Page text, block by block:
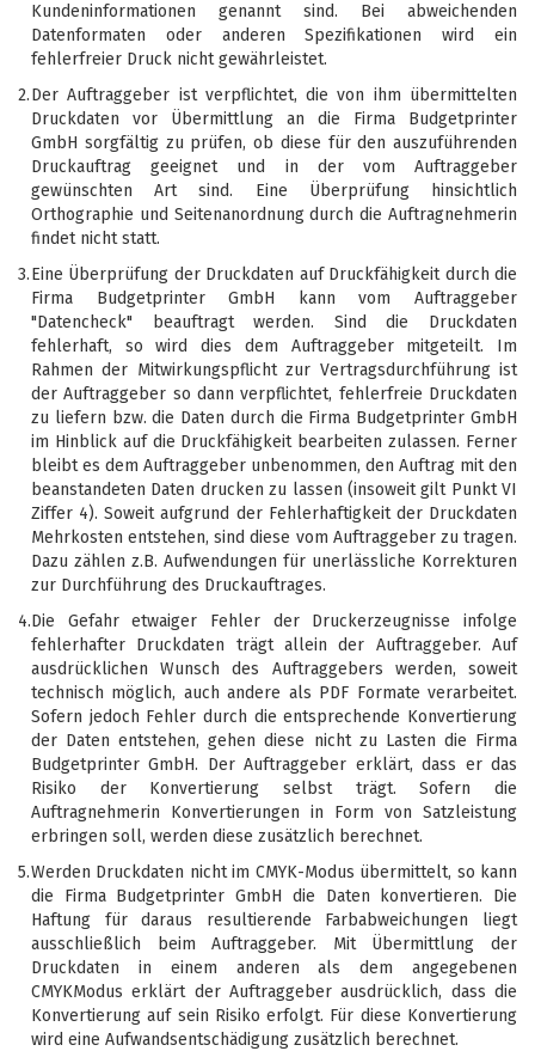
Kundeninformationen genannt sind. Bei abweichenden
Datenformaten oder anderen Spezifikationen wird ein
fehlerfreier Druck nicht gewährleistet.
2.Der Auftraggeber ist verpflichtet, die von ihm übermittelten
Druckdaten vor Übermittlung an die Firma Budgetprinter
GmbH sorgfältig zu prüfen, ob diese für den auszuführenden
Druckauftrag geeignet und in der vom Auftraggeber
gewünschten Art sind. Eine Überprüfung hinsichtlich
Orthographie und Seitenanordnung durch die Auftragnehmerin
findet nicht statt.
3.Eine Überprüfung der Druckdaten auf Druckfähigkeit durch die
Firma Budgetprinter GmbH kann vom Auftraggeber
"Datencheck" beauftragt werden. Sind die Druckdaten
fehlerhaft, so wird dies dem Auftraggeber mitgeteilt. Im
Rahmen der Mitwirkungspflicht zur Vertragsdurchführung ist
der Auftraggeber so dann verpflichtet, fehlerfreie Druckdaten
zu liefern bzw. die Daten durch die Firma Budgetprinter GmbH
im Hinblick auf die Druckfähigkeit bearbeiten zulassen. Ferner
bleibt es dem Auftraggeber unbenommen, den Auftrag mit den
beanstandeten Daten drucken zu lassen (insoweit gilt Punkt VI
Ziffer 4). Soweit aufgrund der Fehlerhaftigkeit der Druckdaten
Mehrkosten entstehen, sind diese vom Auftraggeber zu tragen.
Dazu zählen z.B. Aufwendungen für unerlässliche Korrekturen
zur Durchführung des Druckauftrages.
4.Die Gefahr etwaiger Fehler der Druckerzeugnisse infolge
fehlerhafter Druckdaten trägt allein der Auftraggeber. Auf
ausdrücklichen Wunsch des Auftraggebers werden, soweit
technisch möglich, auch andere als PDF Formate verarbeitet.
Sofern jedoch Fehler durch die entsprechende Konvertierung
der Daten entstehen, gehen diese nicht zu Lasten die Firma
Budgetprinter GmbH. Der Auftraggeber erklärt, dass er das
Risiko der Konvertierung selbst trägt. Sofern die
Auftragnehmerin Konvertierungen in Form von Satzleistung
erbringen soll, werden diese zusätzlich berechnet.
5.Werden Druckdaten nicht im CMYK-Modus übermittelt, so kann
die Firma Budgetprinter GmbH die Daten konvertieren. Die
Haftung für daraus resultierende Farbabweichungen liegt
ausschließlich beim Auftraggeber. Mit Übermittlung der
Druckdaten in einem anderen als dem angegebenen
CMYKModus erklärt der Auftraggeber ausdrücklich, dass die
Konvertierung auf sein Risiko erfolgt. Für diese Konvertierung
wird eine Aufwandsentschädigung zusätzlich berechnet.